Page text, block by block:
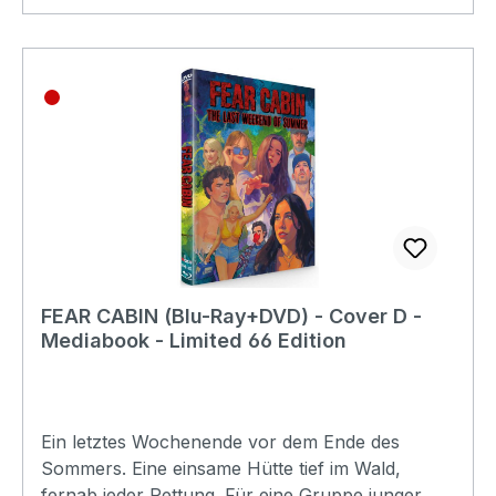
TrailerErscheinungsdatum:30.10.2026FSK:Ungep
Digital 5.1Englisch Dolby
Digital 5.1Untertitel:DeutschEnglischBildformat(e):
1,78 (16:9 Anamorph)1,78
(1080p)Produktion:2024 USARegisseur:Brian
KrainsonSchauspieler: Brian Krainson Jennifer
Barlow Brody Wellmaker Violet SinClair Téa
Marie Karlsson Parker Denning Bianca Medeiros
Hersteller (Informationspflichten zur GPSR
Produktsicherheitsverordnung)Herstellerinforma
FEAR CABIN (Blu-Ray+DVD) - Cover D -
Mediabook - Limited 66 Edition
Ein letztes Wochenende vor dem Ende des
Sommers. Eine einsame Hütte tief im Wald,